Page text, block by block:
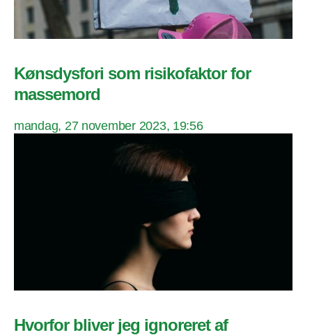
Kønsdysfori som risikofaktor for
massemord
mandag, 27 november 2023, 19:56
Hvorfor bliver jeg ignoreret af